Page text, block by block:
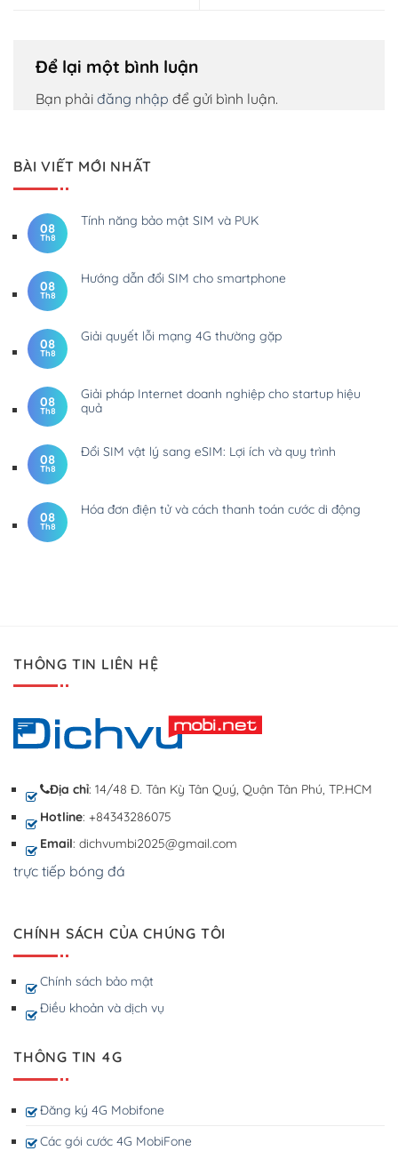
Để lại một bình luận
Bạn phải đăng nhập để gửi bình luận.
BÀI VIẾT MỚI NHẤT
08
Th8
Tính năng bảo mật SIM và PUK
08
Th8
Hướng dẫn đổi SIM cho smartphone
08
Th8
Giải quyết lỗi mạng 4G thường gặp
08
Th8
Giải pháp Internet doanh nghiệp cho startup hiệu
quả
08
Th8
Đổi SIM vật lý sang eSIM: Lợi ích và quy trình
08
Th8
Hóa đơn điện tử và cách thanh toán cước di động
THÔNG TIN LIÊN HỆ
Địa chỉ: 14/48 Đ. Tân Kỳ Tân Quý, Quận Tân Phú, TP.HCM
Hotline: +84343286075
Email: dichvumbi2025@gmail.com
trực tiếp bóng đá
CHÍNH SÁCH CỦA CHÚNG TÔI
Chính sách bảo mật
Điều khoản và dịch vụ
THÔNG TIN 4G
Đăng ký 4G Mobifone
Các gói cước 4G MobiFone